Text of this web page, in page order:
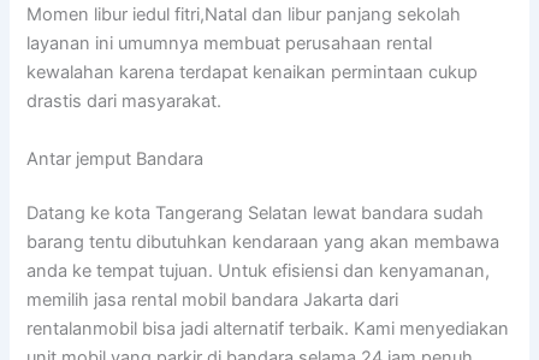
Momen libur iedul fitri,Natal dan libur panjang sekolah
layanan ini umumnya membuat perusahaan rental
kewalahan karena terdapat kenaikan permintaan cukup
drastis dari masyarakat.
Antar jemput Bandara
Datang ke kota Tangerang Selatan lewat bandara sudah
barang tentu dibutuhkan kendaraan yang akan membawa
anda ke tempat tujuan. Untuk efisiensi dan kenyamanan,
memilih jasa rental mobil bandara Jakarta dari
rentalanmobil bisa jadi alternatif terbaik. Kami menyediakan